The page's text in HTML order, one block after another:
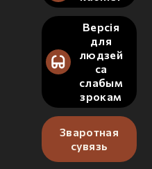
Версія
для
людзей
са
слабым
зрокам
Зваротная
сувязь